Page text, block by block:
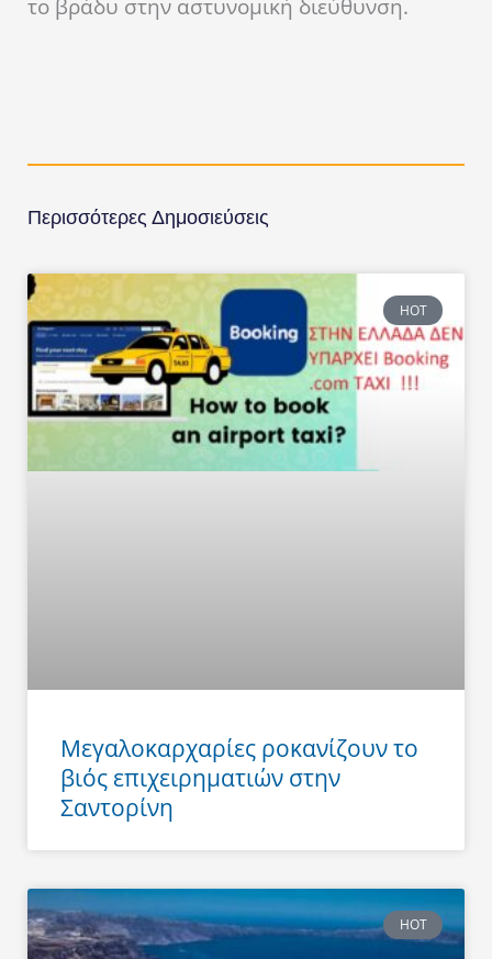
το βράδυ στην αστυνομική διεύθυνση.
Περισσότερες Δημοσιεύσεις
HOT
Μεγαλοκαρχαρίες ροκανίζουν το
βιός επιχειρηματιών στην
Σαντορίνη
HOT